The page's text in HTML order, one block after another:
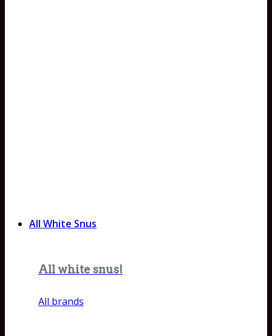
All White Snus
All white snus!
All brands